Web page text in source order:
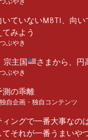
いていないMBTI、向
みよう
つぶやき
、宗主国 さまから、円
つぶやき
測の乖離
独自企画・独自コンテンツ
ィングで一番大事なの
てそれが一番うまいや